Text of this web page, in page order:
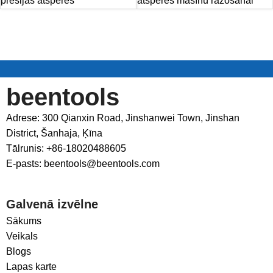
beentools
Adrese: 300 Qianxin Road, Jinshanwei Town, Jinshan
District, Šanhaja, Ķīna
Tālrunis: +86-18020488605
E-pasts: beentools@beentools.com
Galvenā izvēlne
Sākums
Veikals
Blogs
Lapas karte